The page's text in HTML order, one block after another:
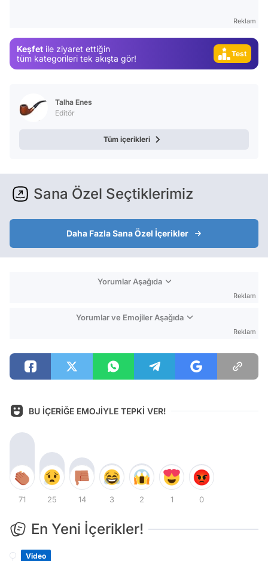
Reklam
Keşfet ile ziyaret ettiğin
tüm kategorileri tek akışta gör!
Test
Talha Enes
Editör
Tüm içerikleri
Sana Özel Seçtiklerimiz
Daha Fazla Sana Özel İçerikler
Yorumlar Aşağıda
Reklam
Yorumlar ve Emojiler Aşağıda
Reklam
BU İÇERİĞE EMOJİYLE TEPKİ VER!
71 25 14 3 2 1 0
En Yeni İçerikler!
Video